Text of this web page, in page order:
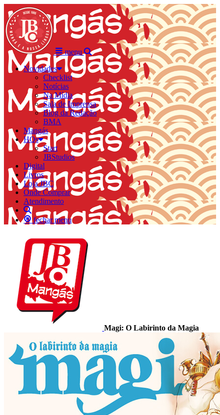
menu
Novidades
Checklist
Notícias
Na Mídia
Sala de Imprensa
Blog da Redação
BMA
Mangás
HQs
Start
JBStudios
Digital
Livros
Loja JBC
Onde Comprar
Atendimento
fechar menu
Magi: O Labirinto da Magia